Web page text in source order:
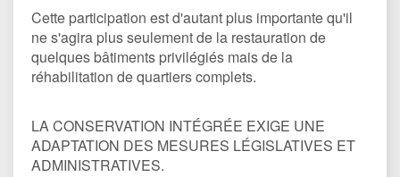
Cette participation est d'autant plus importante qu'il
ne s'agira plus seulement de la restauration de
quelques bâtiments privilégiés mais de la
réhabilitation de quartiers complets.
LA CONSERVATION INTÉGRÉE EXIGE UNE
ADAPTATION DES MESURES LÉGISLATIVES ET
ADMINISTRATIVES.